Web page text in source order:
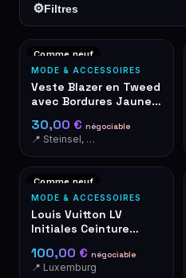
⚙Filtres
Comme neuf
MODE & ACCESSOIRES
Veste Blazer en Tweed
avec Bordures Jaune
30,00 € négociable
📍 Steinsel, Luxembourg
Comme neuf
MODE & ACCESSOIRES
Louis Vuitton LV
Initiales Ceinture
40mm
100,00 € négociable
📍 Luxemburg